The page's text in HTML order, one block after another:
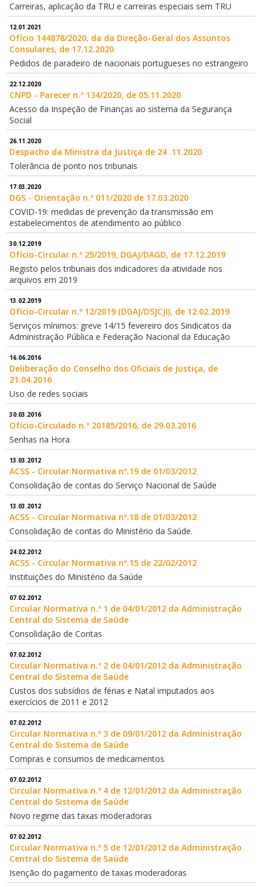
Carreiras, aplicação da TRU e carreiras especiais sem TRU
12.01.2021
Ofício 144878/2020, da da Direção-Geral dos Assuntos
Consulares, de 17.12.2020
Pedidos de paradeiro de nacionais portugueses no estrangeiro
22.12.2020
CNPD - Parecer n.º 134/2020, de 05.11.2020
Acesso da Inspeção de Finanças ao sistema da Segurança
Social
26.11.2020
Despacho da Ministra da Justiça de 24 .11.2020
Tolerância de ponto nos tribunais
17.03.2020
DGS - Orientação n.º 011/2020 de 17.03.2020
COVID-19: medidas de prevenção da transmissão em
estabelecimentos de atendimento ao público
30.12.2019
Ofício-Circular n.º 25/2019, DGAJ/DAGD, de 17.12.2019
Registo pelos tribunais dos indicadores da atividade nos
arquivos em 2019
13.02.2019
Ofício-Circular n.º 12/2019 (DGAJ/DSJCJI), de 12.02.2019
Serviços mínimos: greve 14/15 fevereiro dos Sindicatos da
Administração Pública e Federação Nacional da Educação
16.06.2016
Deliberação do Conselho dos Oficiais de Justiça, de
21.04.2016
Uso de redes sociais
30.03.2016
Ofício-Circulado n.º 20185/2016, de 29.03.2016
Senhas na Hora
13.03.2012
ACSS - Circular Normativa nº.19 de 01/03/2012
Consolidação de contas do Serviço Nacional de Saúde
13.03.2012
ACSS - Circular Normativa nº.18 de 01/03/2012
Consolidação de contas do Ministério da Saúde.
24.02.2012
ACSS - Circular Normativa nº.15 de 22/02/2012
Instituições do Ministério da Saúde
07.02.2012
Circular Normativa n.º 1 de 04/01/2012 da Administração
Central do Sistema de Saúde
Consolidação de Contas
07.02.2012
Circular Normativa n.º 2 de 04/01/2012 da Administração
Central do Sistema de Saúde
Custos dos subsídios de férias e Natal imputados aos
exercícios de 2011 e 2012
07.02.2012
Circular Normativa n.º 3 de 09/01/2012 da Administração
Central do Sistema de Saúde
Compras e consumos de medicamentos
07.02.2012
Circular Normativa n.º 4 de 12/01/2012 da Administração
Central do Sistema de Saúde
Novo regime das taxas moderadoras
07.02.2012
Circular Normativa n.º 5 de 12/01/2012 da Administração
Central do Sistema de Saúde
Isenção do pagamento de taxas moderadoras